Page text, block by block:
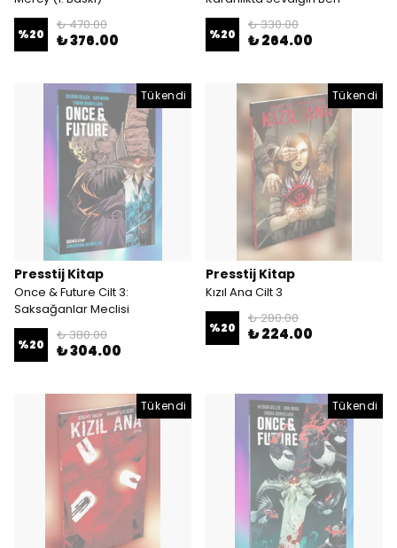
%20
₺ 470.00
₺ 376.00 %20
₺ 330.00
₺ 264.00
Tükendi
Presstij Kitap
Once & Future Cilt 3:
Saksağanlar Meclisi
%20
₺ 380.00
₺ 304.00
Tükendi
Presstij Kitap
Kızıl Ana Cilt 3
%20
₺ 280.00
₺ 224.00
Tükendi Tükendi